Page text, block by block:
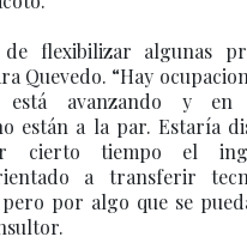
flexibilizar algunas
Quevedo. “Hay
avanzando y en
están a la par. Estaría
cierto tiempo el
a transferir
por algo que se